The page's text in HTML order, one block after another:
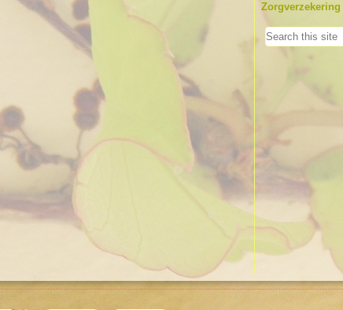
Zorgverzekering